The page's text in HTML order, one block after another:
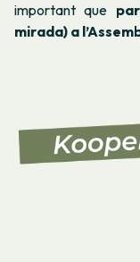
important que
mirada) a